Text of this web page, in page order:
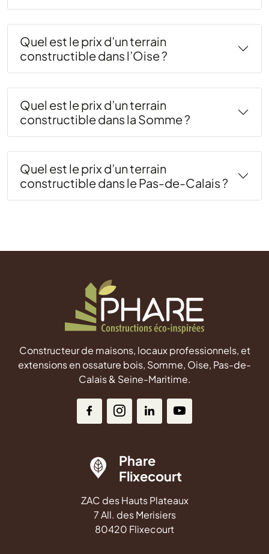
Quel est le prix d’un terrain
constructible dans l’Oise ?
Quel est le prix d’un terrain
constructible dans la Somme ?
Quel est le prix d’un terrain
constructible dans le Pas-de-Calais ?
Constructeur de maisons, locaux professionnels, et
extensions en ossature bois, Somme, Oise, Pas-de-
Calais & Seine-Maritime.
Phare
Flixecourt
ZAC des Hauts Plateaux
7 All. des Merisiers
80420 Flixecourt